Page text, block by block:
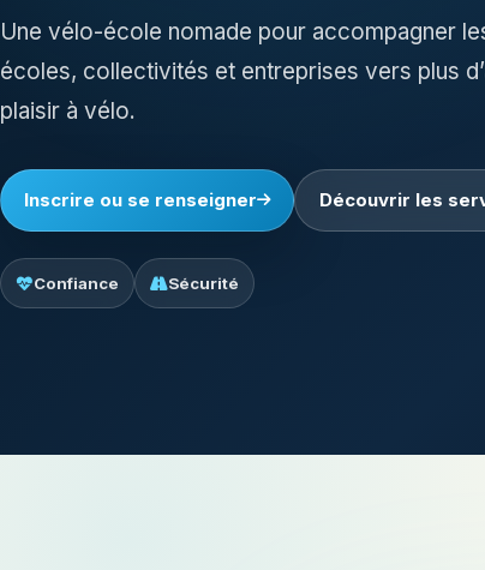
Une vélo-école nomade pour accompagner
écoles, collectivités et entreprises vers plus
plaisir à vélo.
Inscrire ou se renseigner Découvrir les
Confiance Sécurité